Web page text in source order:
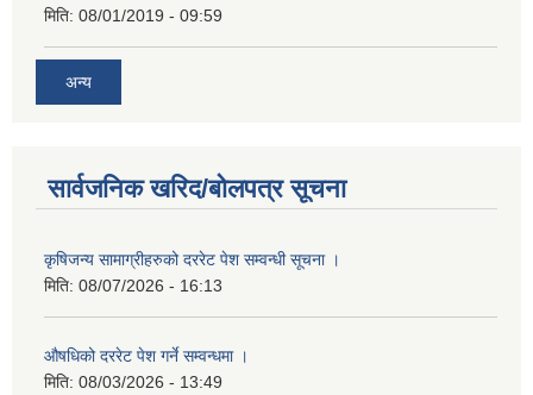
मिति: 08/01/2019 - 09:59
अन्य
सार्वजनिक खरिद/बोलपत्र सूचना
कृषिजन्य सामाग्रीहरुको दररेट पेश सम्वन्धी सूचना ।
मिति: 08/07/2026 - 16:13
औषधिको दररेट पेश गर्ने सम्वन्धमा ।
मिति: 08/03/2026 - 13:49